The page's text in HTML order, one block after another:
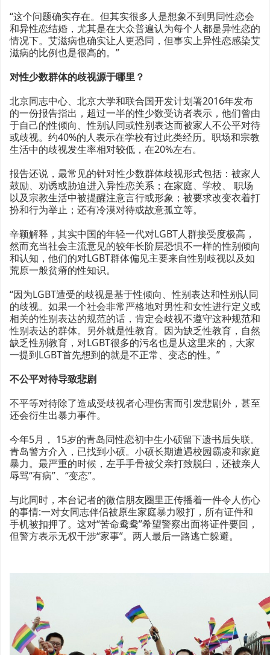
“这个问题确实存在。但其实很多人是想象不到男同性恋会
和异性恋结婚，尤其是在大众普遍认为每个人都是异性恋的
情况下。艾滋病也确实让人更恐同，但事实上异性恋感染艾
滋病的比例也是很高的。”
对性少数群体的歧视源于哪里？
北京同志中心、北京大学和联合国开发计划署2016年发布
的一份报告指出，超过一半的性少数受访者表示，他们曾由
于自己的性倾向、性别认同或性别表达而被家人不公平对待
或歧视。约40%的人表示在学校有过此类经历。职场和宗教
生活中的歧视发生率相对较低，在20%左右。
报告还说，最常见的针对性少数群体歧视形式包括：被家人
鼓励、劝诱或胁迫进入异性恋关系；在家庭、学校、 职场
以及宗教生活中被提醒注意言行或形象；被要求改变衣着打
扮和行为举止；还有冷漠对待或故意孤立等。
辛颖解释，其实中国的年轻一代对LGBT人群接受度极高，
然而充当社会主流意见的较年长阶层恐惧不一样的性别倾向
和认知，他们的对LGBT群体偏见主要来自性别歧视以及如
荒原一般贫瘠的性知识。
“因为LGBT遭受的歧视是基于性倾向、性别表达和性别认同
的歧视。如果一个社会非常严格地对男性和女性进行定义或
相关的性别表达的规范的话，肯定会歧视不遵守这种规范和
性别表达的群体。另外就是性教育。因为缺乏性教育，自然
缺乏性别教育，对LGBT很多的污名也是从这里来的，大家
一提到LGBT首先想到的就是不正常、变态的性。”
不公平对待导致悲剧
不平等对待除了造成受歧视者心理伤害而引发悲剧外，甚至
还会衍生出暴力事件。
今年5月， 15岁的青岛同性恋初中生小硕留下遗书后失联。
青岛警方介入，已找到小硕。小硕长期遭遇校园霸凌和家庭
暴力。最严重的时候，左手手骨被父亲打致脱臼，还被亲人
辱骂“有病”、“变态”。
与此同时，本台记者的微信朋友圈里正传播着一件令人伤心
的事情:一对女同志伴侣被原生家庭暴力殴打，所有证件和
手机被扣押了。这对“苦命鸯鸯”希望警察出面将证件要回，
但警方表示无权干涉“家事”。两人最后一路逃亡躲避。